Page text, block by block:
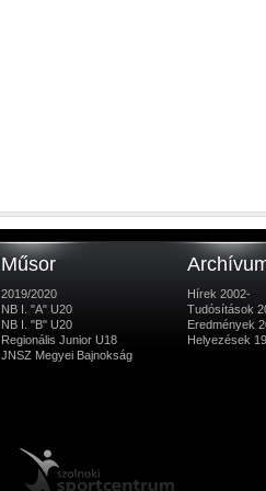
Műsor
2019/2020
NB I. "A" U20
NB I. "B" U20
Regionális Junior U18
JNSZ Megyei Bajnokság
Hírek 2002-
Tudósítások
Eredmények
Helyezések